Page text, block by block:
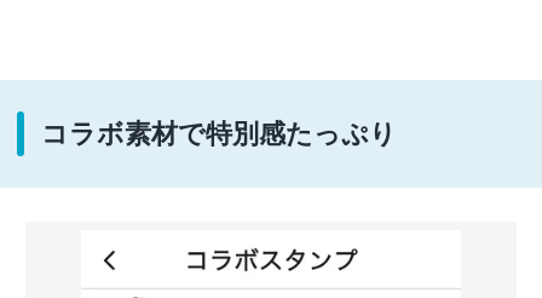
コラボ素材で特別感たっぷり